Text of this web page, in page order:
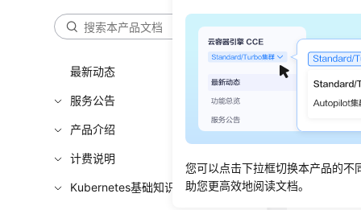
您可以点击下拉框切换本产品的不
助您更高效地阅读文档。
最新动态
服务公告
产品介绍
计费说明
Kubernetes基础知识
更新时间
插件简
均衡器更